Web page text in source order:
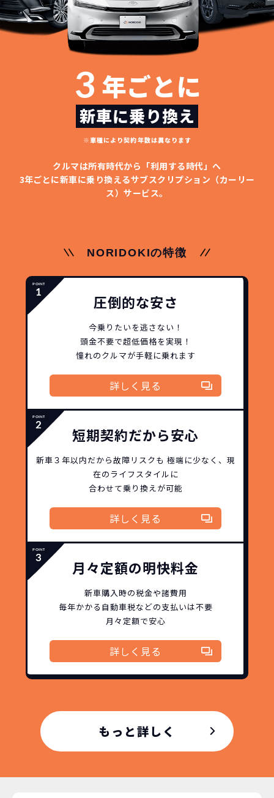
3 年ごとに
新車に乗り換え
※車種により契約年数は異なります
クルマは所有時代から「利用する時代」へ
3年ごとに新車に乗り換えるサブスクリプション（カーリー
ス）サービス。
NORIDOKIの特徴
圧倒的な安さ
今乗りたいを逃さない！
頭金不要で超低価格を実現！
憧れのクルマが手軽に乗れます
詳しく見る
短期契約だから安心
新車３年以内だから故障リスクも 極端に少なく、 現
在のライフスタイルに
合わせて乗り換えが可能
詳しく見る
月々定額の明快料金
新車購入時の税金や諸費用
毎年かかる自動車税などの支払いは不要
月々定額で安心
詳しく見る
NORIDOKIは高残価設定を実現！
頭金不要で超低価格！憧れのクルマが手軽に乗れ
NORIDOKIなら短期リースでも安いんです！
常
に新車なので故障の心配がありませんし、急なラ
NORIDOKIなら頭金・ボーナス払い・諸経費・税
金など一切不要！月々「定額料金」をお支払い
もっと詳しく